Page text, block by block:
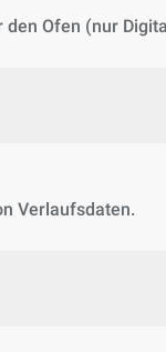
Ofen (nur
Verlaufsdaten.